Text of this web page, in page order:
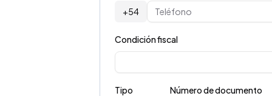
+54
Condición fiscal
Tipo Número de documento